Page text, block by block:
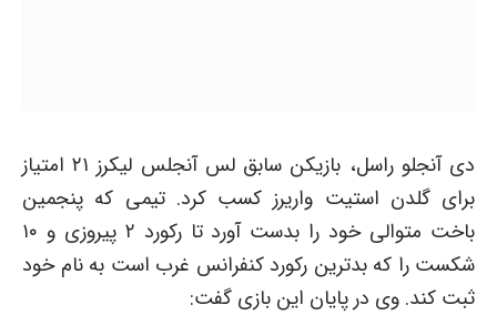
دی آنجلو راسل، بازیکن سابق لس آنجلس لیکرز ۲۱ امتیاز
برای گلدن استیت واریرز کسب کرد. تیمی که پنجمین
باخت متوالی خود را بدست آورد تا رکورد ۲ پیروزی و ۱۰
شکست را که بدترین رکورد کنفرانس غرب است به نام خود
ثبت کند. وی در پایان این بازی گفت: